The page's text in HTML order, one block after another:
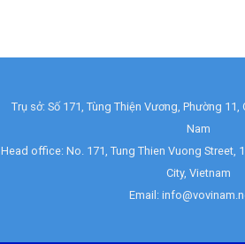
Trụ sở: Số 171, Tùng Thiện Vương, Phường 11,
Nam
Head office: No. 171, Tung Thien Vuong Street,
City, Vietnam
Email: